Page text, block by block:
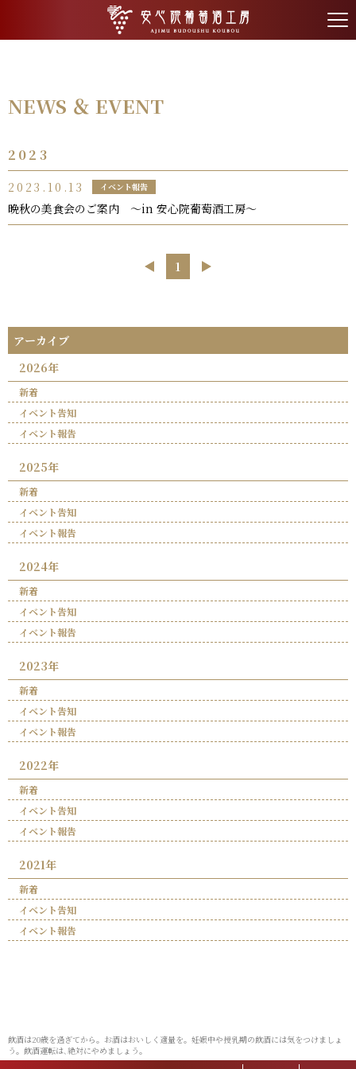
NEWS ＆ EVENT
2023
2023.10.13 イベント報告
晩秋の美食会のご案内 ～in 安心院葡萄酒工房～
⟨ 1 ⟩
アーカイブ
2026年
新着
イベント告知
イベント報告
2025年
新着
イベント告知
イベント報告
2024年
新着
イベント告知
イベント報告
2023年
新着
イベント告知
イベント報告
2022年
新着
イベント告知
イベント報告
2021年
新着
イベント告知
イベント報告
飲酒は20歳を過ぎてから。お酒はおいしく適量を。妊娠中や授乳期の飲酒には気をつけましょ
う。飲酒運転は､絶対にやめましょう。